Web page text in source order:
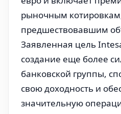
рыночным
предшествовавшим
Заявленная цель
создание еще более
банковской группы,
свою доходность и
значительную